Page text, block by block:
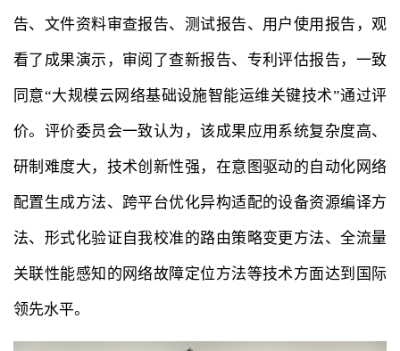
告、文件资料审查报告、测试报告、用户使用报告，观
看了成果演示，审阅了查新报告、专利评估报告，一致
同意“大规模云网络基础设施智能运维关键技术”通过评
价。评价委员会一致认为，该成果应用系统复杂度高、
研制难度大，技术创新性强，在意图驱动的自动化网络
配置生成方法、跨平台优化异构适配的设备资源编译方
法、形式化验证自我校准的路由策略变更方法、全流量
关联性能感知的网络故障定位方法等技术方面达到国际
领先水平。